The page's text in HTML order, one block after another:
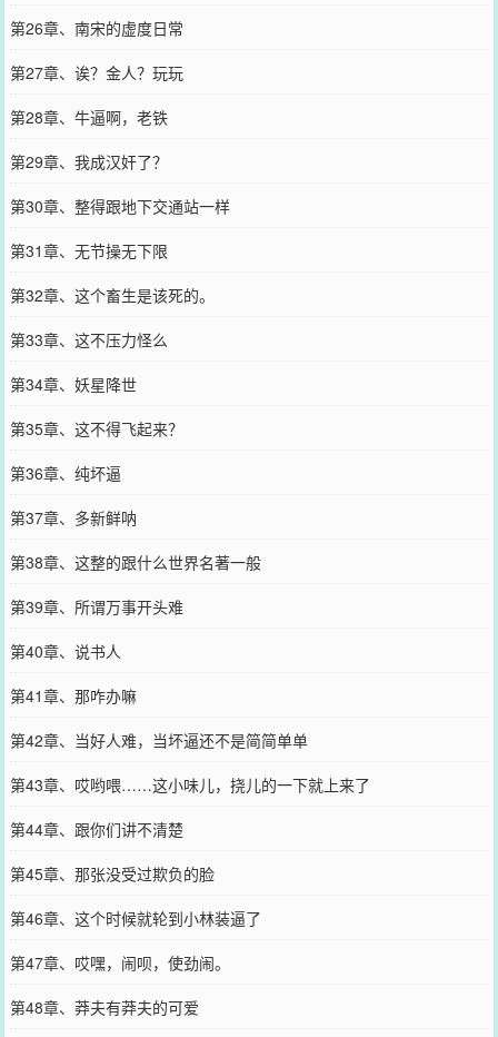
第26章、南宋的虚度日常
第27章、诶？金人？玩玩
第28章、牛逼啊，老铁
第29章、我成汉奸了？
第30章、整得跟地下交通站一样
第31章、无节操无下限
第32章、这个畜生是该死的。
第33章、这不压力怪么
第34章、妖星降世
第35章、这不得飞起来？
第36章、纯坏逼
第37章、多新鲜呐
第38章、这整的跟什么世界名著一般
第39章、所谓万事开头难
第40章、说书人
第41章、那咋办嘛
第42章、当好人难，当坏逼还不是简简单单
第43章、哎哟喂……这小味儿，挠儿的一下就上来了
第44章、跟你们讲不清楚
第45章、那张没受过欺负的脸
第46章、这个时候就轮到小林装逼了
第47章、哎嘿，闹呗，使劲闹。
第48章、莽夫有莽夫的可爱